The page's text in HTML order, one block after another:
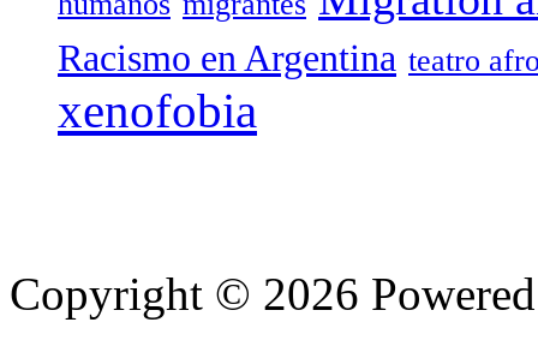
Racismo en Argentina teatro
xenofobia
Copyright © 2026